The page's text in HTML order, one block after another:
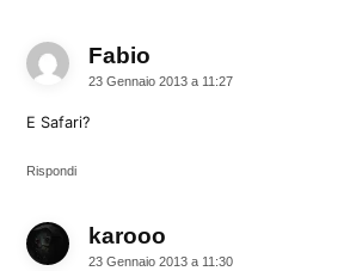
Fabio
23 Gennaio 2013 a 11:27
E Safari?
Rispondi
karooo
23 Gennaio 2013 a 11:30